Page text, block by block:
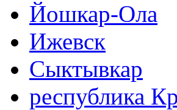
Йошкар-Ола
Ижевск
Сыктывкар
республика